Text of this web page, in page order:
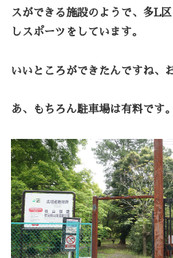
スができる施設のようで、多L
しスポーツをしています。
いいところができたんですね、
あ、もちろん駐車場は有料です。